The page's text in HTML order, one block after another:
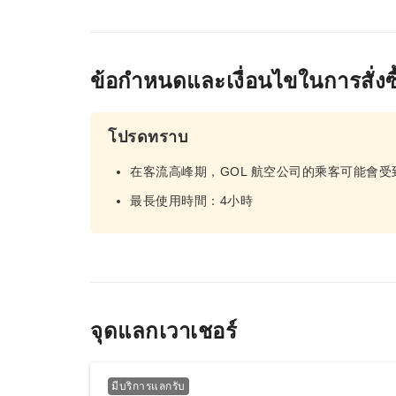
ข้อกำหนดและเงื่อนไขในการสั่ง
โปรดทราบ
在客流高峰期，GOL 航空公司的乘客可能會受
最長使用時間：4小時
จุดแลกเวาเชอร์
มีบริการแลกรับ